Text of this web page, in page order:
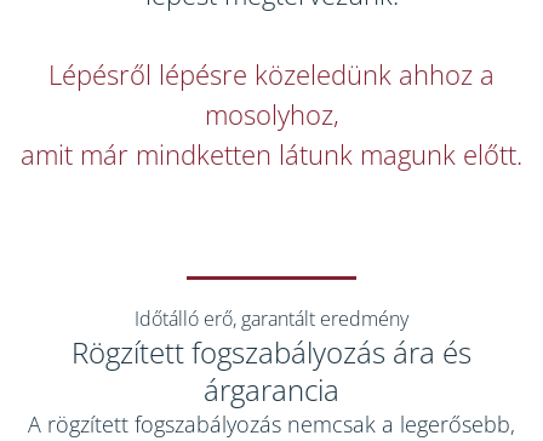
Lépésről lépésre közeledünk ahhoz a
mosolyhoz,
amit már mindketten látunk magunk előtt.
Időtálló erő, garantált eredmény
Rögzített fogszabályozás ára és
árgarancia
A rögzített fogszabályozás nemcsak a legerősebb,